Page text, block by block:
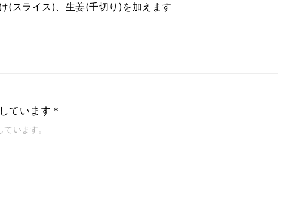
(スライス)、生姜(千切り)を加えます
ています＊
います。